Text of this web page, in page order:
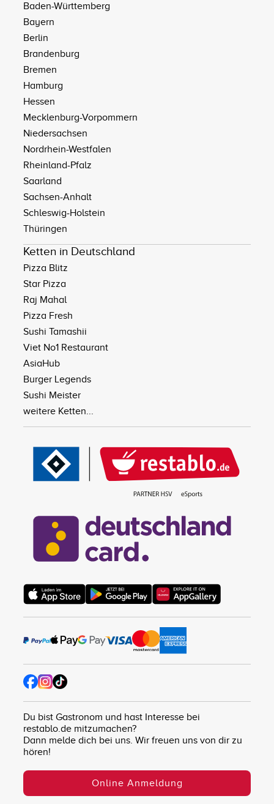
Baden-Württemberg
Bayern
Berlin
Brandenburg
Bremen
Hamburg
Hessen
Mecklenburg-Vorpommern
Niedersachsen
Nordrhein-Westfalen
Rheinland-Pfalz
Saarland
Sachsen-Anhalt
Schleswig-Holstein
Thüringen
Ketten in Deutschland
Pizza Blitz
Star Pizza
Raj Mahal
Pizza Fresh
Sushi Tamashii
Viet No1 Restaurant
AsiaHub
Burger Legends
Sushi Meister
weitere Ketten...
Du bist Gastronom und hast Interesse bei
restablo.de mitzumachen?
Dann melde dich bei uns. Wir freuen uns von dir zu
hören!
Online Anmeldung